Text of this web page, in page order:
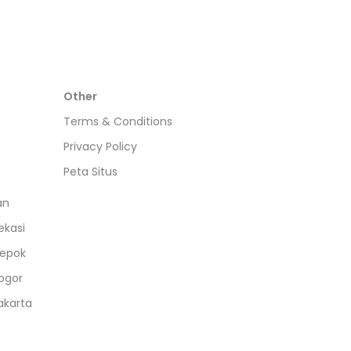
Other
Terms & Conditions
Privacy Policy
Peta Situs